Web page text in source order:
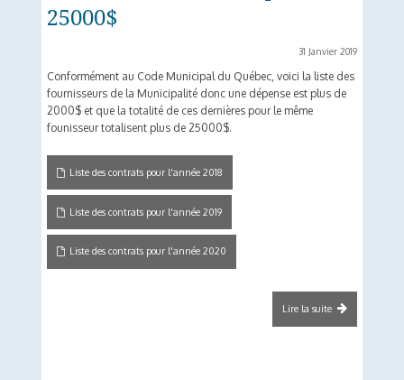
25000$
31 Janvier 2019
Conformément au Code Municipal du Québec, voici la liste des
fournisseurs de la Municipalité donc une dépense est plus de
2000$ et que la totalité de ces dernières pour le même
founisseur totalisent plus de 25000$.
Liste des contrats pour l'année 2018
Liste des contrats pour l'année 2019
Liste des contrats pour l'année 2020
Lire la suitede Liste
des